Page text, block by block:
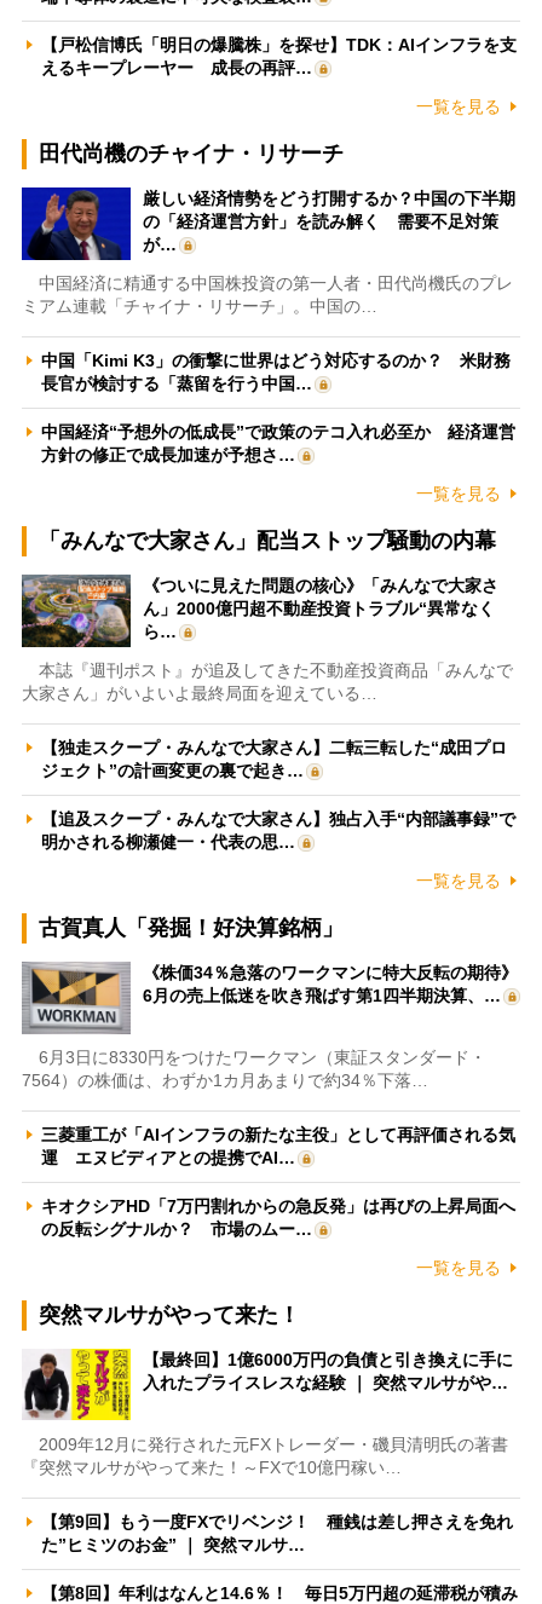
【戸松信博氏「明日の爆騰株」を探せ】TDK：AIインフラを支
えるキープレーヤー 成長の再評…
一覧を見る
田代尚機のチャイナ・リサーチ
厳しい経済情勢をどう打開するか？中国の下半期
の「経済運営方針」を読み解く 需要不足対策
が…
中国経済に精通する中国株投資の第一人者・田代尚機氏のプレ
ミアム連載「チャイナ・リサーチ」。中国の…
中国「Kimi K3」の衝撃に世界はどう対応するのか？ 米財務
長官が検討する「蒸留を行う中国…
中国経済“予想外の低成長”で政策のテコ入れ必至か 経済運営
方針の修正で成長加速が予想さ…
一覧を見る
「みんなで大家さん」配当ストップ騒動の内幕
《ついに見えた問題の核心》「みんなで大家さ
ん」2000億円超不動産投資トラブル“異常なく
ら…
本誌『週刊ポスト』が追及してきた不動産投資商品「みんなで
大家さん」がいよいよ最終局面を迎えている…
【独走スクープ・みんなで大家さん】二転三転した“成田プロ
ジェクト”の計画変更の裏で起き…
【追及スクープ・みんなで大家さん】独占入手“内部議事録”で
明かされる柳瀬健一・代表の思…
一覧を見る
古賀真人「発掘！好決算銘柄」
《株価34％急落のワークマンに特大反転の期待》
6月の売上低迷を吹き飛ばす第1四半期決算、…
6月3日に8330円をつけたワークマン（東証スタンダード・
7564）の株価は、わずか1カ月あまりで約34％下落…
三菱重工が「AIインフラの新たな主役」として再評価される気
運 エヌビディアとの提携でAI…
キオクシアHD「7万円割れからの急反発」は再びの上昇局面へ
の反転シグナルか？ 市場のムー…
一覧を見る
突然マルサがやって来た！
【最終回】1億6000万円の負債と引き換えに手に
入れたプライスレスな経験 ｜ 突然マルサがや…
2009年12月に発行された元FXトレーダー・磯貝清明氏の著書
『突然マルサがやって来た！～FXで10億円稼い…
【第9回】もう一度FXでリベンジ！ 種銭は差し押さえを免れ
た”ヒミツのお金” ｜ 突然マルサ…
【第8回】年利はなんと14.6％！ 毎日5万円超の延滞税が積み